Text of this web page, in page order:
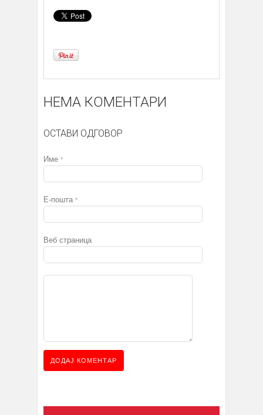
НЕМА КОМЕНТАРИ
ОСТАВИ ОДГОВОР
Име *
Е-пошта *
Веб страница